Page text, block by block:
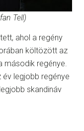
Tell)
ahol a regény
költözött az
második regénye.
legjobb regénye
skandináv